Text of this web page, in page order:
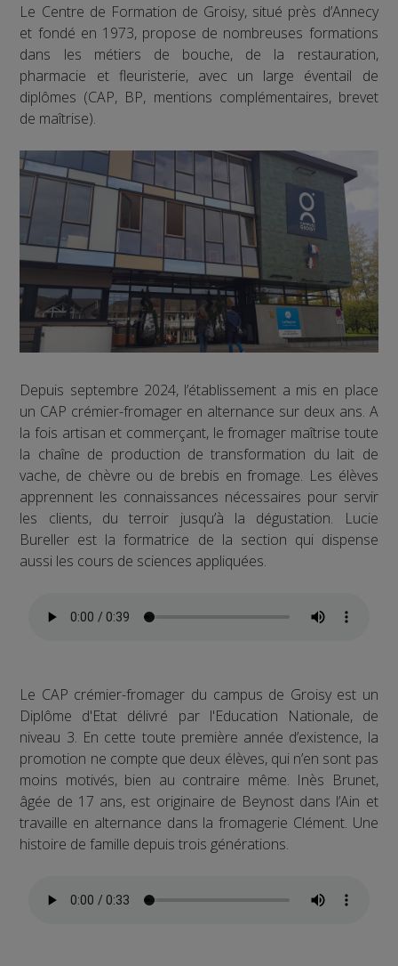
Le Centre de Formation de Groisy, situé près d’Annecy
et fondé en 1973, propose de nombreuses formations
dans les métiers de bouche, de la restauration,
pharmacie et fleuristerie, avec un large éventail de
diplômes (CAP, BP, mentions complémentaires, brevet
de maîtrise).
Depuis septembre 2024, l’établissement a mis en place
un CAP crémier-fromager en alternance sur deux ans. A
la fois artisan et commerçant, le fromager maîtrise toute
la chaîne de production de transformation du lait de
vache, de chèvre ou de brebis en fromage. Les élèves
apprennent les connaissances nécessaires pour servir
les clients, du terroir jusqu’à la dégustation. Lucie
Bureller est la formatrice de la section qui dispense
aussi les cours de sciences appliquées.
Le CAP crémier-fromager du campus de Groisy est un
Diplôme d'Etat délivré par l'Education Nationale, de
niveau 3. En cette toute première année d’existence, la
promotion ne compte que deux élèves, qui n’en sont pas
moins motivés, bien au contraire même. Inès Brunet,
âgée de 17 ans, est originaire de Beynost dans l’Ain et
travaille en alternance dans la fromagerie Clément. Une
histoire de famille depuis trois générations.